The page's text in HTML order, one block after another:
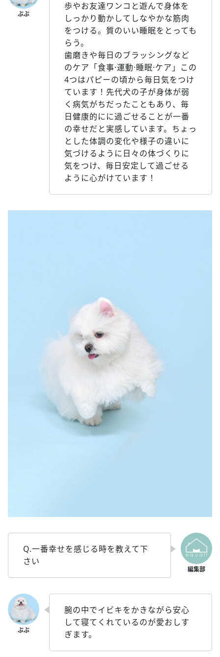
歩やお友達ワンコと遊んで身体を
しっかり動かしてしなやかな筋肉
をつける。質のいい睡眠をとっても
らう。
歯磨きや毎日のブラッシングなど
のケア「食事·運動·睡眠·ケア」この
4つはパピーの頃から毎日気をつけ
ています！先代犬の子が身体が弱
く病気がちだったこともあり、毎
日健康的にに過ごせることが一番
の幸せだと実感しています。ちょっ
とした体調の変化や様子の違いに
気づけるように日々の体づくりに
気をつけ、毎日安定して過ごせる
ように心がけています！
Q.一番幸せを感じる時を教えて下
さい
腕の中でイビキをかきながら安心
して寝てくれているのが愛おしす
ぎます。